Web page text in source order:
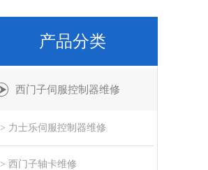
产品分类
西门子伺服控制器维修
> 力士乐伺服控制器维修
> 西门子轴卡维修